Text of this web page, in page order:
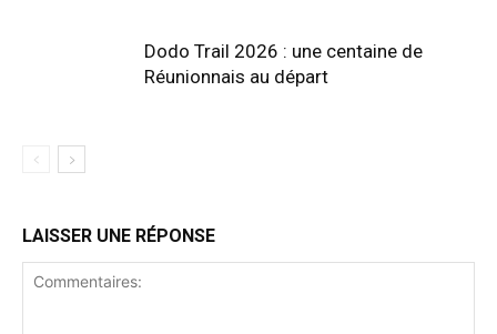
Dodo Trail 2026 : une centaine de
Réunionnais au départ
LAISSER UNE RÉPONSE